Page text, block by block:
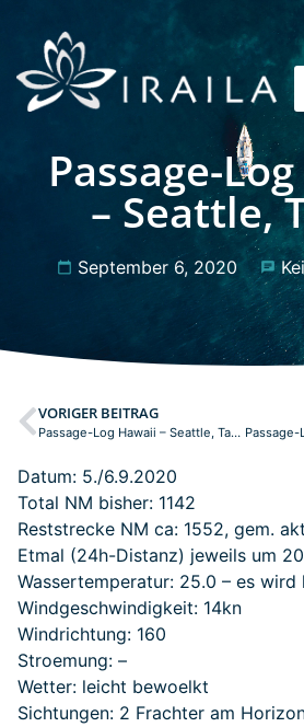
Passage-
– Seattle,
September 6, 2020
VORIGER BEITRAG
Passage-Log Hawaii – Seattle, Tag: 7
Datum: 5./6.9.2020
Total NM bisher: 1142
Reststrecke NM ca: 1552, gem.
Etmal (24h-Distanz) jeweils um
Wassertemperatur: 25.0 – es wird
Windgeschwindigkeit: 14kn
Windrichtung: 160
Stroemung: –
Wetter: leicht bewoelkt
Sichtungen: 2 Frachter am